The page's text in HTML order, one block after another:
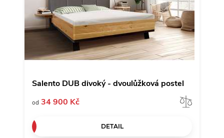
Salento DUB divoký - dvoulůžková postel
od 34 900 Kč
DETAIL